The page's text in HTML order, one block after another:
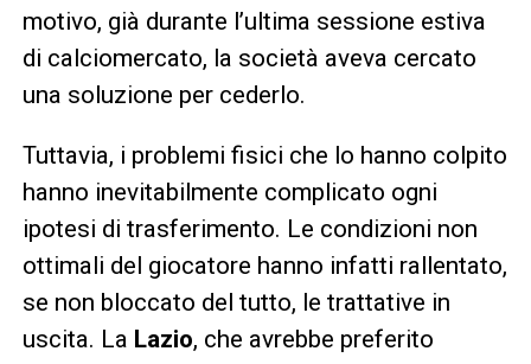
motivo, già durante l’ultima sessione estiva
di calciomercato, la società aveva cercato
una soluzione per cederlo.
Tuttavia, i problemi fisici che lo hanno colpito
hanno inevitabilmente complicato ogni
ipotesi di trasferimento. Le condizioni non
ottimali del giocatore hanno infatti rallentato,
se non bloccato del tutto, le trattative in
uscita. La Lazio, che avrebbe preferito